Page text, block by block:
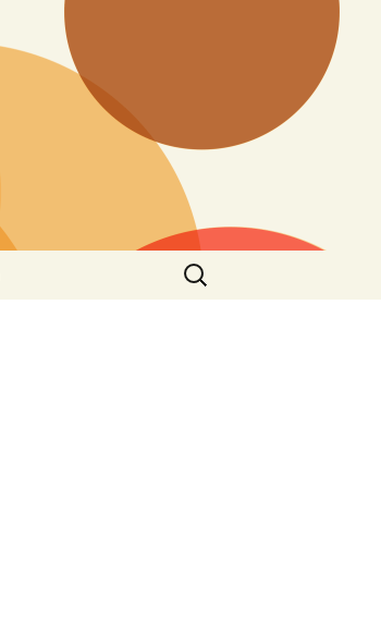
Suche
nach: